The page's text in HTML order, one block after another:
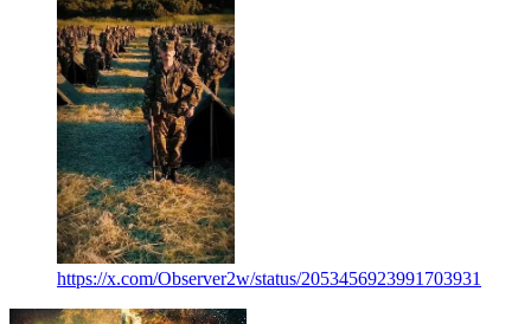
https://x.com/Observer2w/status/2053456923991703931